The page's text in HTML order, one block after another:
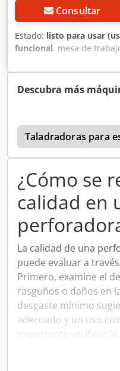
Consultar
Estado: listo para usar
funcional, mesa de
altura de taladrado
de fundición alimentación
Descubra más
Taladradoras para
¿Cómo se
calidad en
La calidad de una
puede evaluar a
Primero, examine el
rasguños o daños en
desgaste mínimo
adecuado y un uso
importante verificar la